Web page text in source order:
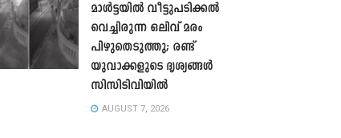
മാൾട്ടയിൽ വീട്ടുപടിക്കൽ
വെച്ചിരുന്ന ഒലിവ് മരം
പിഴുതെടുത്തു; രണ്ട്
യുവാക്കളുടെ ദൃശ്യങ്ങൾ
സിസിടിവിയിൽ
AUGUST 7, 2026